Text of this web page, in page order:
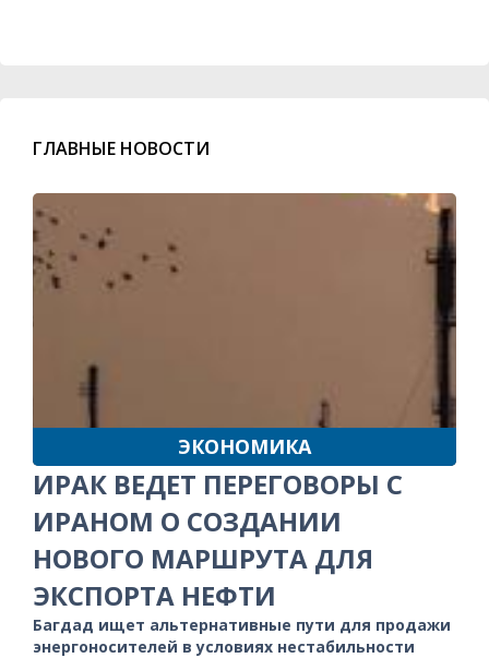
ГЛАВНЫЕ НОВОСТИ
ЭКОНОМИКА
ИРАК ВЕДЕТ ПЕРЕГОВОРЫ С
ИРАНОМ О СОЗДАНИИ
НОВОГО МАРШРУТА ДЛЯ
ЭКСПОРТА НЕФТИ
Багдад ищет альтернативные пути для продажи
энергоносителей в условиях нестабильности